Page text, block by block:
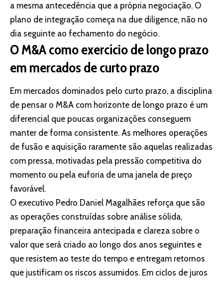
a mesma antecedência que a própria negociação. O
plano de integração começa na due diligence, não no
dia seguinte ao fechamento do negócio.
O M&A como exercício de longo prazo
em mercados de curto prazo
Em mercados dominados pelo curto prazo, a disciplina
de pensar o M&A com horizonte de longo prazo é um
diferencial que poucas organizações conseguem
manter de forma consistente. As melhores operações
de fusão e aquisição raramente são aquelas realizadas
com pressa, motivadas pela pressão competitiva do
momento ou pela euforia de uma janela de preço
favorável.
O executivo Pedro Daniel Magalhães reforça que são
as operações construídas sobre análise sólida,
preparação financeira antecipada e clareza sobre o
valor que será criado ao longo dos anos seguintes e
que resistem ao teste do tempo e entregam retornos
que justificam os riscos assumidos. Em ciclos de juros